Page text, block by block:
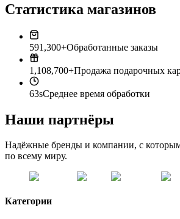
Статистика магазинов
591,300+Обработанные заказы
1,108,700+Продажа подарочных
63sСреднее время обработки
Наши партнёры
Надёжные бренды и компании, с
по всему миру.
Категории